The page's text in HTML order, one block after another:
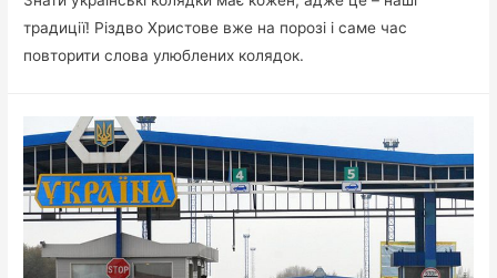
традиції! Різдво Христове вже на порозі і саме час
повторити слова улюблених колядок.